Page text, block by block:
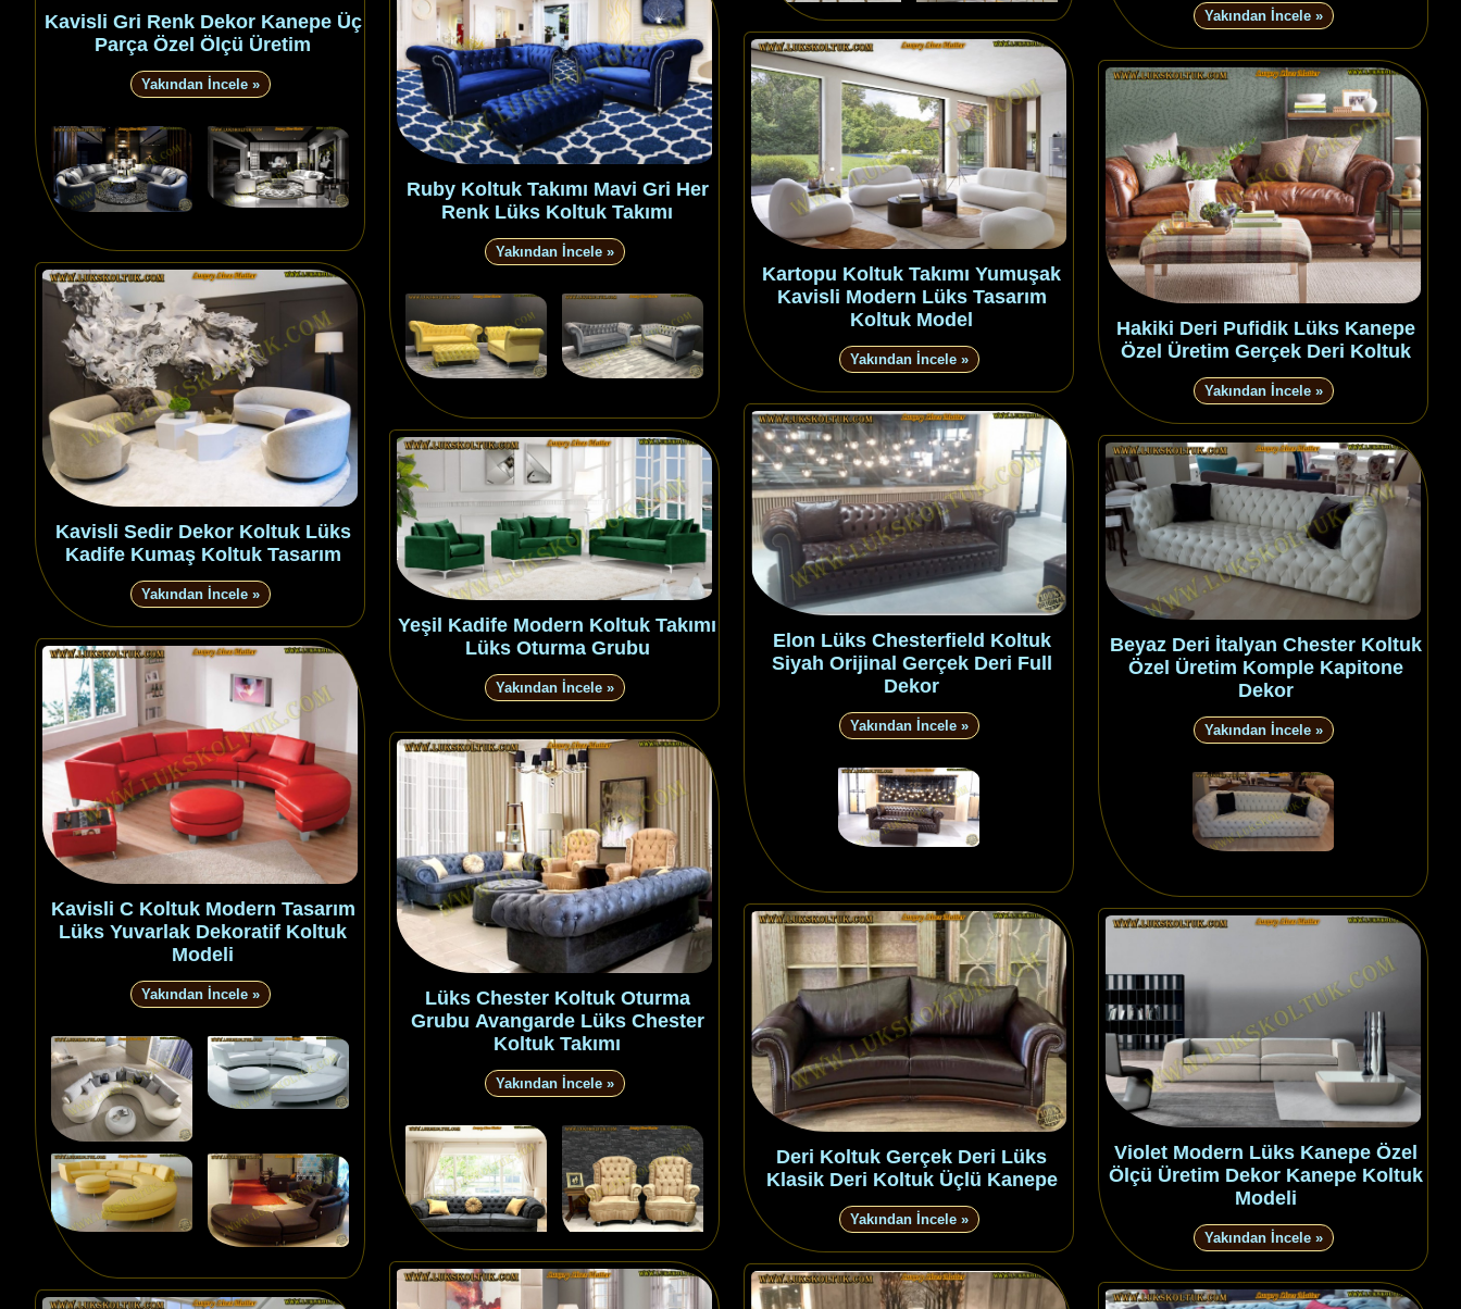
Kavisli Gri Renk Dekor Kanepe Üç
Parça Özel Ölçü Üretim
Yakından İncele »
Kavisli Sedir Dekor Koltuk Lüks
Kadife Kumaş Koltuk Tasarım
Yakından İncele »
Kavisli C Koltuk Modern Tasarım
Lüks Yuvarlak Dekoratif Koltuk
Modeli
Yakından İncele »
Ruby Koltuk Takımı Mavi Gri Her
Renk Lüks Koltuk Takımı
Yakından İncele »
Yeşil Kadife Modern Koltuk Takımı
Lüks Oturma Grubu
Yakından İncele »
Lüks Chester Koltuk Oturma
Grubu Avangarde Lüks Chester
Koltuk Takımı
Yakından İncele »
Kartopu Koltuk Takımı Yumuşak
Kavisli Modern Lüks Tasarım
Koltuk Model
Yakından İncele »
Elon Lüks Chesterfield Koltuk
Siyah Orijinal Gerçek Deri Full
Dekor
Yakından İncele »
Deri Koltuk Gerçek Deri Lüks
Klasik Deri Koltuk Üçlü Kanepe
Yakından İncele »
Yakından İncele »
Hakiki Deri Pufidik Lüks Kanepe
Özel Üretim Gerçek Deri Koltuk
Yakından İncele »
Beyaz Deri İtalyan Chester Koltuk
Özel Üretim Komple Kapitone
Dekor
Yakından İncele »
Violet Modern Lüks Kanepe Özel
Ölçü Üretim Dekor Kanepe Koltuk
Modeli
Yakından İncele »